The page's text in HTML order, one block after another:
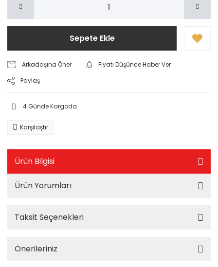
Sepete Ekle
Arkadaşına Öner
Fiyatı Düşünce Haber Ver
Paylaş
4 Günde Kargoda
Karşılaştır
Ürün Bilgisi
Ürün Yorumları
Taksit Seçenekleri
Önerileriniz